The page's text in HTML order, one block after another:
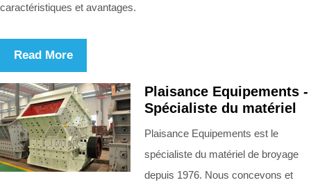
caractéristiques et avantages.
Read More
Plaisance Equipements -
Spécialiste du matériel
Plaisance Equipements est le
spécialiste du matériel de broyage
depuis 1976. Nous concevons et